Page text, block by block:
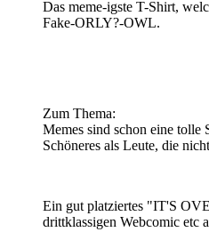
Das meme-igste T-Shirt,
Fake-ORLY?-OWL.
Zum Thema:
Memes sind schon eine tolle
Schöneres als Leute, die
Ein gut platziertes "IT'S
drittklassigen Webcomic etc